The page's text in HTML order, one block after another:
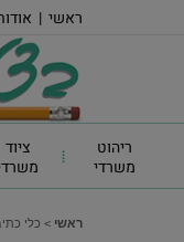
ראשי |
ריהוט
משרדי
ציוד
ראשי > כלי